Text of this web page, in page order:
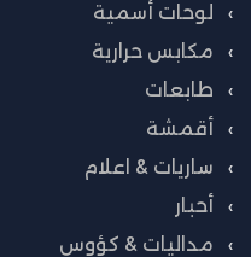
لوحات أسمية
مكابس حرارية
طابعات
أقمشة
ساريات & اعلام
أحبار
مداليات & كؤوس